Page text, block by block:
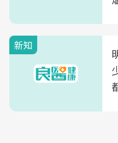
新知